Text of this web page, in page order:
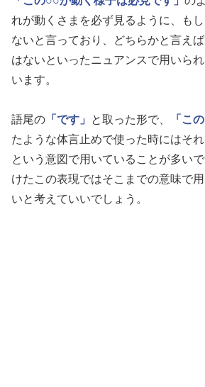
れが動くさまを必ず見るように、も
ないと言っており、どちらかと言え
はないといったニュアンスで用いら
います。
語尾の 「です」 と取った形で、 「こ
たような体言止めで使った時にはそれ
という意図で用いていることが多いで
けたこの表現ではそこまでの意味で
いと考えていいでしょう。